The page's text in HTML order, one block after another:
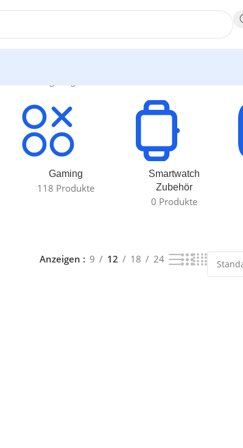
Gaming
118 Produkte
Smartwatch
Zubehör
0 Produkte
Anzeigen 9 12 18 24